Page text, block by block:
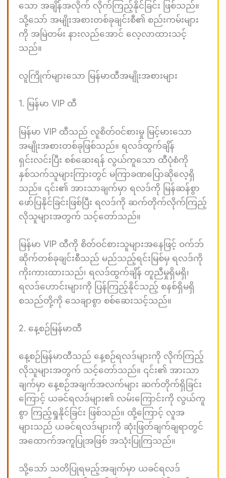
သော အချိန်အလိုက် လိုက်ကြည့်နိုင်ခြင်း ဖြစ်သည်။
သို့သော် အမျိုးအစားတစ်ခုချင်းစီ၏ စည်းကမ်းများ
ကို အမြဲတမ်း နားလည်အောင် လေ့လာထားသင့်
သည်။
လူကြိုက်များသော မြန်မာထီအမျိုးအစားများ
1. မြန်မာ VIP ထီ
မြန်မာ VIP ထီသည် လူစိတ်ဝင်စားမှု မြင့်မားသော
အမျိုးအစားတစ်ခုဖြစ်သည်။ ရလဒ်ထွက်ချိန်
ရှင်းလင်းပြီး စစ်ဆေးရန် လွယ်ကူသော ထီပုံစံကို
နှစ်သက်သူများကြားတွင် မကြာခဏပြောဆိုလေ့ရှိ
သည်။ ၎င်း၏ အားသာချက်မှာ ရလဒ်ကို မြန်ဆန်စွာ
ဖော်ပြနိုင်ခြင်းဖြစ်ပြီး ရလဒ်ကို ဆက်တိုက်လိုက်ကြည့်
လိုသူများအတွက် သင့်တော်သည်။
မြန်မာ VIP ထီကို စိတ်ဝင်စားသူများအနေဖြင့် ဝက်ဘ်
ဆိုက်တစ်ခုချင်းစီသည် မည်သည့်ရင်းမြစ်မှ ရလဒ်ကို
ကိုးကားထားသည်၊ ရလဒ်ထွက်ချိန် တူညီမှုရှိမရှိ၊
ရလဒ်ဟောင်းများကို ပြန်ကြည့်နိုင်သည့် စနစ်ရှိမရှိ
စသည်တို့ကို သေချာစွာ စစ်ဆေးသင့်သည်။
2. နေ့စဉ်မြန်မာထီ
နေ့စဉ်မြန်မာထီသည် နေ့စဉ်ရလဒ်များကို လိုက်ကြည့်
လိုသူများအတွက် သင့်တော်သည်။ ၎င်း၏ အားသာ
ချက်မှာ နေ့စဉ်အချက်အလက်များ ဆက်တိုက်ရှိခြင်း
ကြောင့် ယခင်ရလဒ်များ၏ လမ်းကြောင်းကို လွယ်ကူ
စွာ ကြည့်ရှုနိုင်ခြင်း ဖြစ်သည်။ ထို့ကြောင့် လူအ
များသည် ယခင်ရလဒ်များကို ဆုံးဖြတ်ချက်ချရာတွင်
အထောက်အကူပြုအဖြစ် အသုံးပြုကြသည်။
သို့သော် သတိပြုရမည့်အချက်မှာ ယခင်ရလဒ်